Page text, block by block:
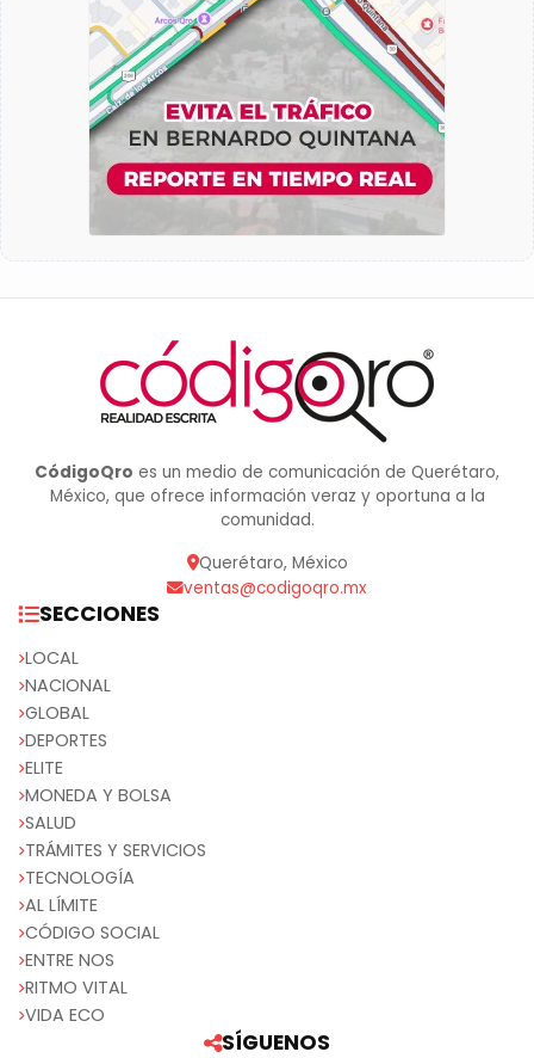
CódigoQro es un medio de comunicación de Querétaro,
México, que ofrece información veraz y oportuna a la
comunidad.
Querétaro, México
ventas@codigoqro.mx
SECCIONES
LOCAL
NACIONAL
GLOBAL
DEPORTES
ELITE
MONEDA Y BOLSA
SALUD
TRÁMITES Y SERVICIOS
TECNOLOGÍA
AL LÍMITE
CÓDIGO SOCIAL
ENTRE NOS
RITMO VITAL
VIDA ECO
SÍGUENOS